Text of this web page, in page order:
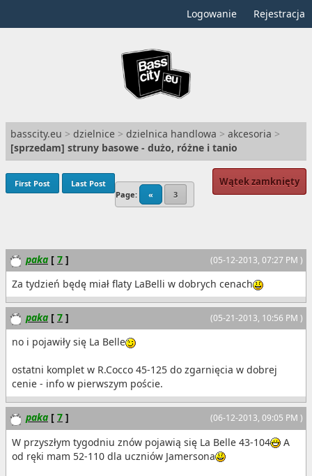
Logowanie Rejestracja
basscity.eu > dzielnice > dzielnica handlowa > akcesoria >
[sprzedam] struny basowe - dużo, różne i tanio
Page: « 3
First Post Last Post Wątek zamknięty
(05-12-2013, 07:27 PM )
paka [ 7 ]
Za tydzień będę miał flaty LaBelli w dobrych cenach
(05-21-2013, 10:56 PM )
paka [ 7 ]
no i pojawiły się La Belle
ostatni komplet w R.Cocco 45-125 do zgarnięcia w dobrej
cenie - info w pierwszym poście.
(06-12-2013, 09:05 PM )
paka [ 7 ]
W przyszłym tygodniu znów pojawią się La Belle 43-104
A
od ręki mam 52-110 dla uczniów Jamersona